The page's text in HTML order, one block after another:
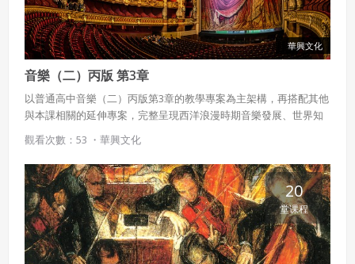
華興文化
音樂（二）丙版 第3章
以普通高中音樂（二）丙版第3章的教學專案為主架構，再搭配其他
與本課相關的延伸專案，完整呈現西洋浪漫時期音樂發展、世界知
名歌劇院、和聲等豐富內容。
觀看次數：53 ・ 華興文化
20
堂课程